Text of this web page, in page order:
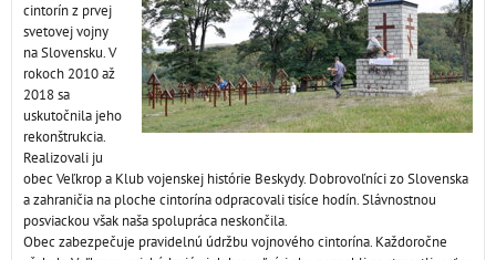
cintorín z prvej
svetovej vojny
na Slovensku. V
rokoch 2010 až
2018 sa
uskutočnila jeho
rekonštrukcia.
Realizovali ju
obec Veľkrop a Klub vojenskej histórie Beskydy. Dobrovoľníci zo Slovenska
a zahraničia na ploche cintorína odpracovali tisíce hodín. Slávnostnou
posviackou však naša spolupráca neskončila.
Obec zabezpečuje pravidelnú údržbu vojnového cintorína. Každoročne